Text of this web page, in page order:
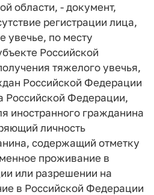
области, - документ,
регистрации лица,
увечье, по месту
Российской
тяжелого увечья,
Российской Федерации
Российской Федерации,
иностранного гражданина
личность
содержащий отметку
проживание в
или разрешении на
в Российской Федерации